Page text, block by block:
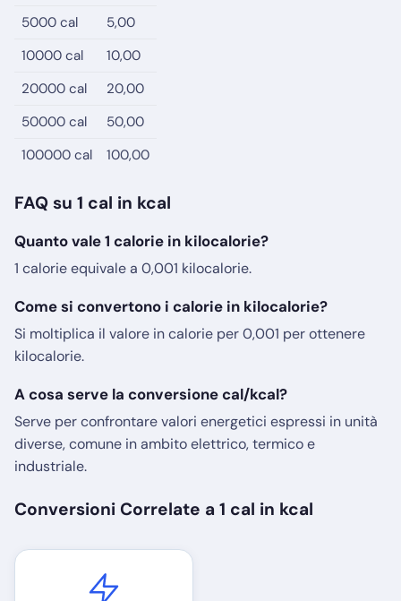
5000 cal
5,00
10000 cal
10,00
20000 cal
20,00
50000 cal
50,00
100000 cal
100,00
FAQ su 1 cal in kcal
Quanto vale 1 calorie in kilocalorie?
1 calorie equivale a 0,001 kilocalorie.
Come si convertono i calorie in kilocalorie?
Si moltiplica il valore in calorie per 0,001 per ottenere
kilocalorie.
A cosa serve la conversione cal/kcal?
Serve per confrontare valori energetici espressi in unità
diverse, comune in ambito elettrico, termico e
industriale.
Conversioni Correlate a 1 cal in kcal